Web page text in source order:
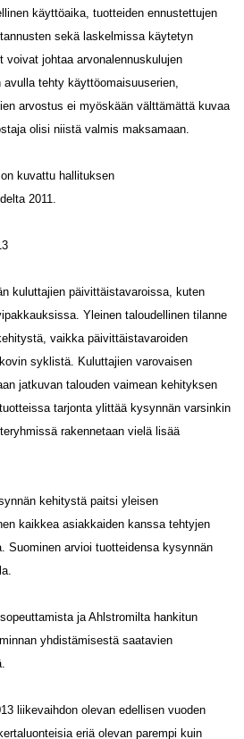
käyttöaika, tuotteiden ennustettujen
sekä laskelmissa käytetyn
voivat johtaa arvonalennuskulujen
tehty käyttöomaisuuserien,
arvostus ei myöskään välttämättä kuvaa
olisi niistä valmis maksamaan.
kuvattu hallituksen
2011.
kuluttajien päivittäistavaroissa, kuten
Yleinen taloudellinen tilanne
vaikka päivittäistavaroiden
syklistä. Kuluttajien varovaisen
jatkuvan talouden vaimean kehityksen
tarjonta ylittää kysynnän varsinkin
rakennetaan vielä lisää
kehitystä paitsi yleisen
kaikkea asiakkaiden kanssa tehtyjen
Suominen arvioi tuotteidensa kysynnän
ja Ahlstromilta hankitun
yhdistämisestä saatavien
liikevaihdon olevan edellisen vuoden
eriä olevan parempi kuin